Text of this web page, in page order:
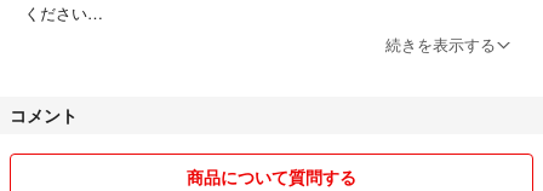
↓
#ノワールの部屋カラー
ください
続きを表示する
コメント
商品について質問する